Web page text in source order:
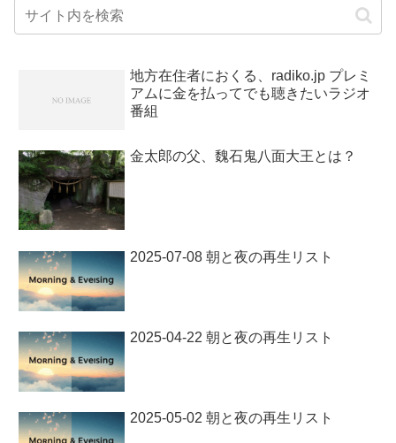
地方在住者におくる、radiko.jp プレミ
アムに金を払ってでも聴きたいラジオ
番組
金太郎の父、魏石鬼八面大王とは？
2025-07-08 朝と夜の再生リスト
2025-04-22 朝と夜の再生リスト
2025-05-02 朝と夜の再生リスト